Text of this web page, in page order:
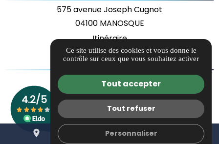
place mail
575 avenue Joseph Cugnot
04100 MANOSQUE
Itinéraire
• Liens utiles
Guide local
Informations complémentaires
Mentions légales
Politique de confidentialité
Gestion des cookies
Ce site utilise des cookies et vous donne le
contrôle sur ceux que vous souhaitez activer
Tout accepter
Tout refuser
Personnaliser